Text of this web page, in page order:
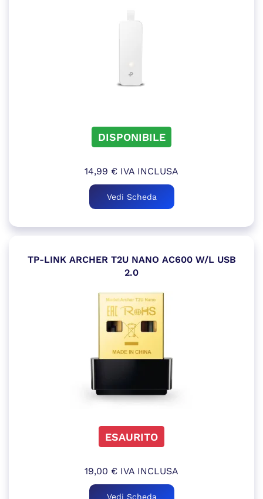
DISPONIBILE
14,99 € IVA INCLUSA
Vedi Scheda
TP-LINK ARCHER T2U NANO AC600 W/L USB
2.0
ESAURITO
19,00 € IVA INCLUSA
Vedi Scheda